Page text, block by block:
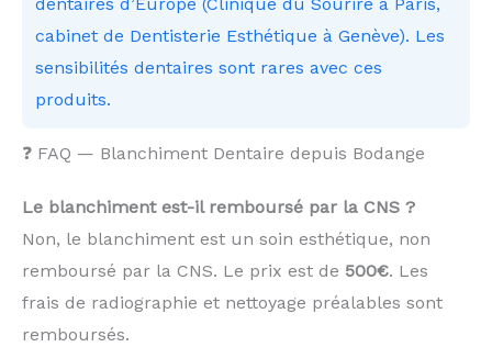
cabinet de Dentisterie Esthétique à Genève). Les
sensibilités dentaires sont rares avec ces
produits.
❓ FAQ — Blanchiment Dentaire depuis Bodange
Le blanchiment est-il remboursé par la CNS ?
Non, le blanchiment est un soin esthétique, non
remboursé par la CNS. Le prix est de 500€. Les
frais de radiographie et nettoyage préalables sont
remboursés.